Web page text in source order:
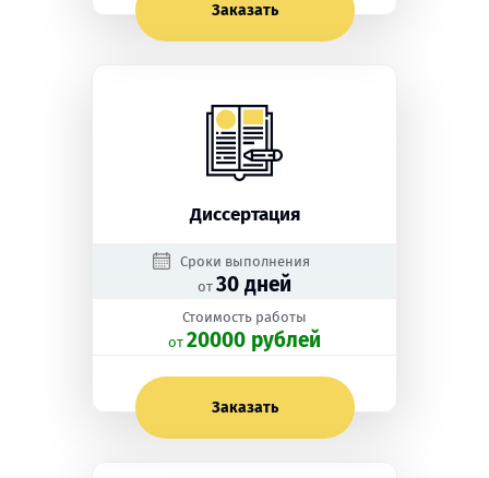
Заказать
Диссертация
Сроки выполнения
от 30 дней
Стоимость работы
oт 20000 рублей
Заказать